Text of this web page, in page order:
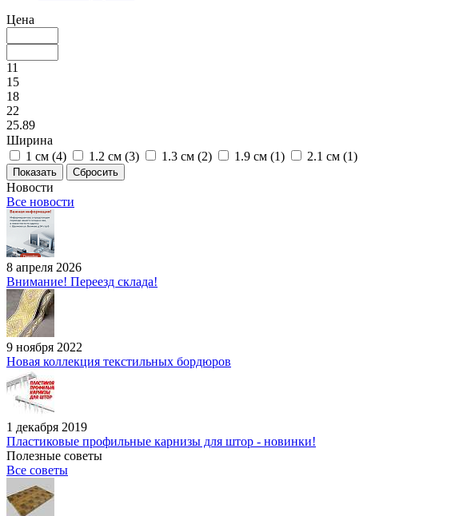
Цена
11
15
18
22
25.89
Ширина
1 см (4) 1.2 см (3) 1.3 см (2) 1.9 см (1) 2.1 см (1)
Сбросить
Новости
Все новости
8 апреля 2026
Внимание! Переезд склада!
9 ноября 2022
Новая коллекция текстильных бордюров
1 декабря 2019
Пластиковые профильные карнизы для штор - новинки!
Полезные советы
Все советы